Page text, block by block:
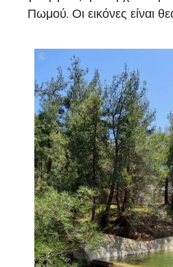
Πωμού. Οι εικόνες είναι